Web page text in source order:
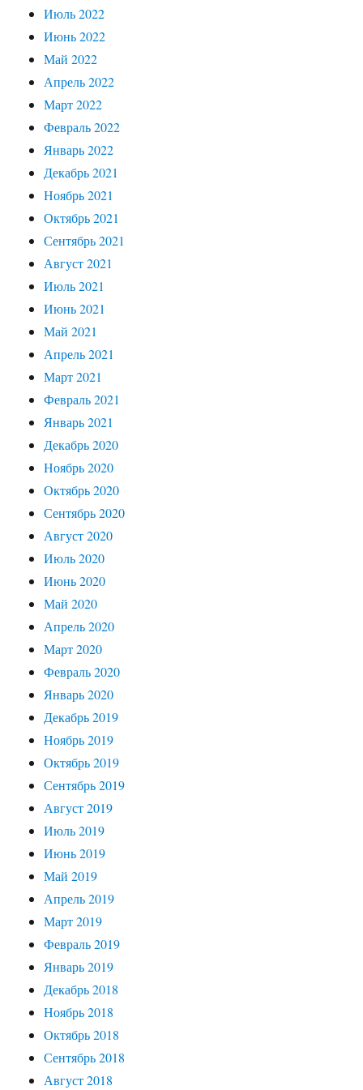
Июль 2022
Июнь 2022
Май 2022
Апрель 2022
Март 2022
Февраль 2022
Январь 2022
Декабрь 2021
Ноябрь 2021
Октябрь 2021
Сентябрь 2021
Август 2021
Июль 2021
Июнь 2021
Май 2021
Апрель 2021
Март 2021
Февраль 2021
Январь 2021
Декабрь 2020
Ноябрь 2020
Октябрь 2020
Сентябрь 2020
Август 2020
Июль 2020
Июнь 2020
Май 2020
Апрель 2020
Март 2020
Февраль 2020
Январь 2020
Декабрь 2019
Ноябрь 2019
Октябрь 2019
Сентябрь 2019
Август 2019
Июль 2019
Июнь 2019
Май 2019
Апрель 2019
Март 2019
Февраль 2019
Январь 2019
Декабрь 2018
Ноябрь 2018
Октябрь 2018
Сентябрь 2018
Август 2018